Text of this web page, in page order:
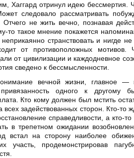
Хаггард отринул идею бессмертия.
следовало рассматривать
не жить вечно, познавая
то такое мнение покажется
странствовать и нигде не
от противоположных мотивов.
от цивилизации и каждодневное
сведено к бессмысленности.
вечной жизни, главное —
одного к другому
Кто кому должен был мстить
всех задействованных сторон. Кто-то
справедливости, а кто-то
в трепетном ожидании
встал на сторону наиболее
участь, продемонстрировав